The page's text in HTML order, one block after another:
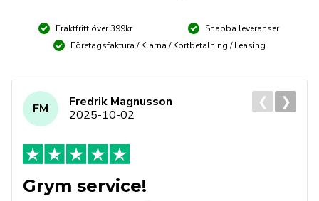
Fraktfritt över 399kr
Snabba leveranser
Företagsfaktura / Klarna / Kortbetalning / Leasing
FM
Fredrik Magnusson
2025-10-02
Grym service!
❮ ❯